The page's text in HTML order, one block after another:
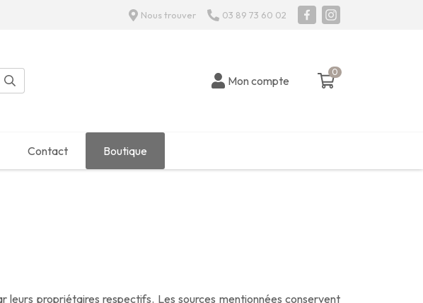
Nous trouver 03 89 73 60 02
Mon compte
0
0 article
Contact Boutique
leurs propriétaires respectifs. Les sources mentionnées conservent